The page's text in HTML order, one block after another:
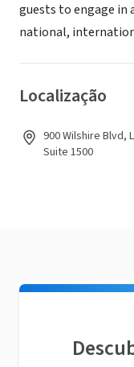
guests to engage in
national,
Localização
900 Wilshire Blvd,
Suite 1500